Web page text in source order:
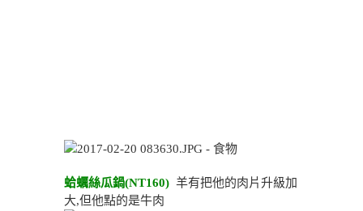
蛤蠣絲瓜鍋(NT160) 羊有把他的肉片升級加
大,但他點的是牛肉